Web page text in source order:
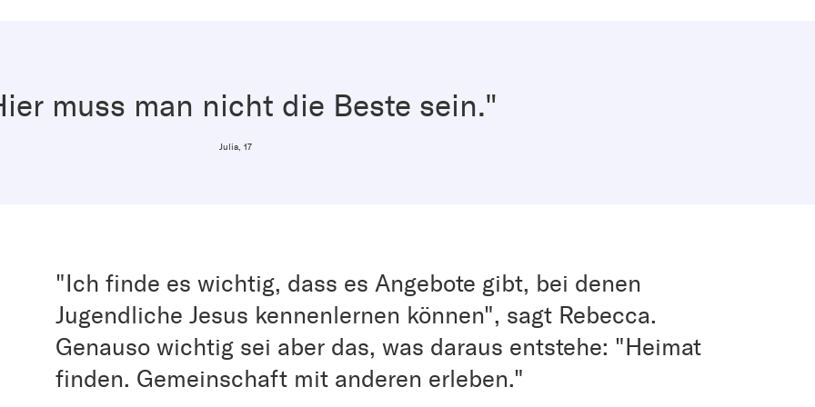
muss man nicht die Beste sein."
Julia, 17
"Ich finde es wichtig, dass es Angebote gibt, bei denen
Jugendliche Jesus kennenlernen können", sagt Rebecca.
Genauso wichtig sei aber das, was daraus entstehe: "Heimat
finden. Gemeinschaft mit anderen erleben."